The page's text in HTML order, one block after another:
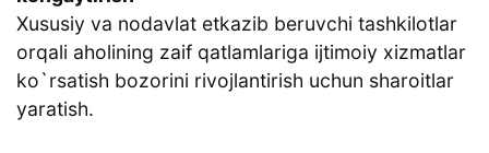
Xususiy va nodavlat etkazib beruvchi tashkilotlar
orqali aholining zaif qatlamlariga ijtimoiy xizmatlar
ko`rsatish bozorini rivojlantirish uchun sharoitlar
yaratish.